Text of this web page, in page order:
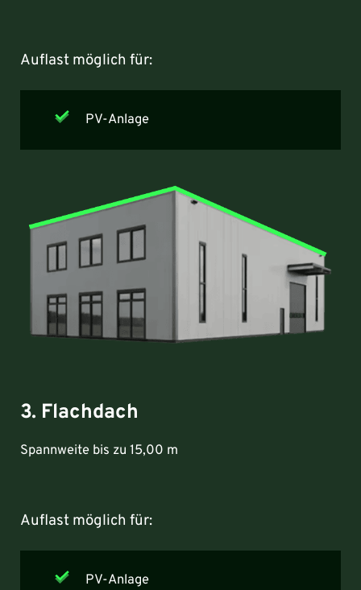
Auflast möglich für:
PV-Anlage
3. Flachdach
Spannweite bis zu 15,00 m
Auflast möglich für:
PV-Anlage